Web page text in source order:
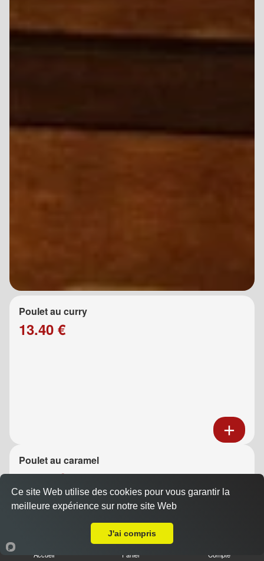
Poulet au curry
13.40 €
Poulet au caramel
13.40 €
Accueil Panier Compte
Ce site Web utilise des cookies pour vous garantir la
meilleure expérience sur notre site Web
J'ai compris